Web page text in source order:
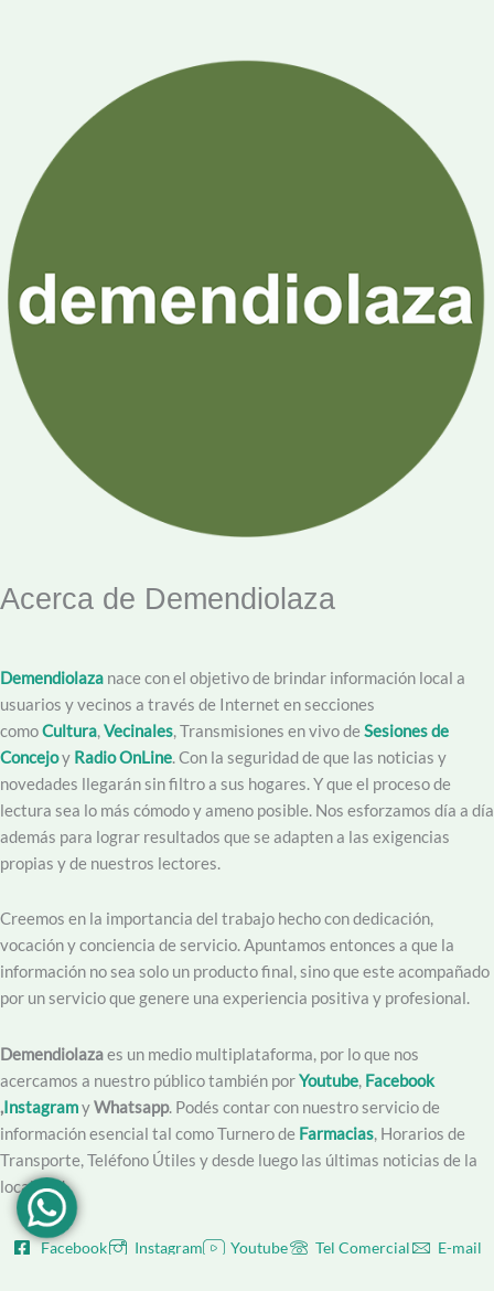
Acerca de Demendiolaza
Demendiolaza nace con el objetivo de brindar información local a
usuarios y vecinos a través de Internet en secciones
comoCultura,Vecinales, Transmisiones en vivo deSesiones de
Concejoy Radio OnLine. Con la seguridad de que las noticias y
novedades llegarán sin filtro a sus hogares. Y que el proceso de
lectura sea lo más cómodo y ameno posible. Nos esforzamos día a día
además para lograr resultados que se adapten a las exigencias
propias y de nuestros lectores.
Creemos en la importancia del trabajo hecho con dedicación,
vocación y conciencia de servicio. Apuntamos entonces a que la
información no sea solo un producto final, sino que este acompañado
por un servicio que genere una experiencia positiva y profesional.
Demendiolazaes un medio multiplataforma, por lo que nos
acercamos a nuestro público también porYoutube, Facebook
,InstagramyWhatsapp. Podés contar con nuestro servicio de
información esencial tal como Turnero de Farmacias, Horarios de
Transporte, Teléfono Útiles y desde luego las últimas noticias de la
localidad.
Facebook Instagram Youtube Tel Comercial E-mail